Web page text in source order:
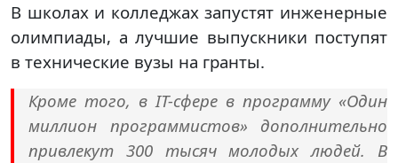
В школах и колледжах запустят инженерные
олимпиады, а лучшие выпускники поступят
в технические вузы на гранты.
Кроме того, в IT-сфере в программу «Один
миллион программистов» дополнительно
привлекут 300 тысяч молодых людей. В